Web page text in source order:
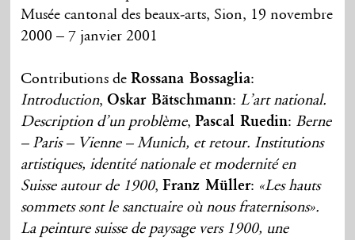
Musée cantonal des beaux-arts, Sion, 19 novembre
2000 – 7 janvier 2001
Contributions deRossana Bossaglia:
Introduction,Oskar Bätschmann:L’art national.
Description d’un problème,Pascal Ruedin: Berne
– Paris – Vienne – Munich, et retour. Institutions
artistiques, identité nationale et modernité en
Suisse autour de 1900,Franz Müller: «Les hauts
sommets sont le sanctuaire où nous fraternisons».
La peinture suisse de paysage vers 1900, une